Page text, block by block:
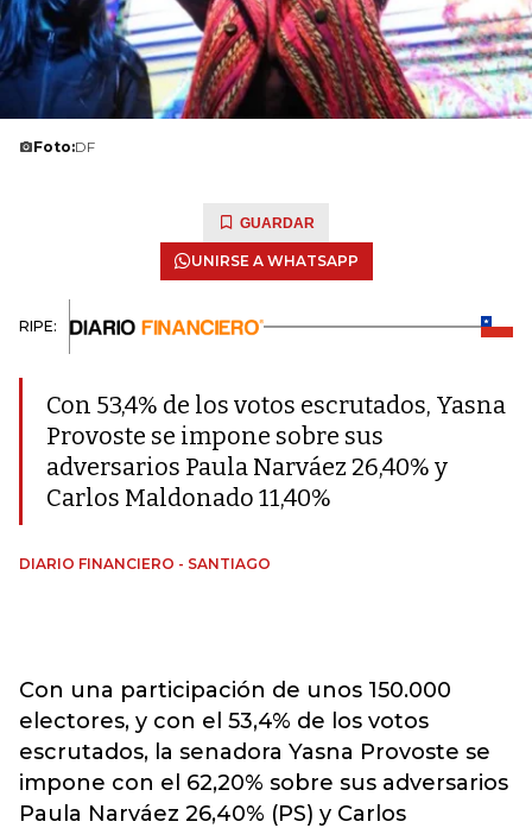
Foto:DF
GUARDAR
UNIRSE A WHATSAPP
RIPE:
Con 53,4% de los votos escrutados, Yasna
Provoste se impone sobre sus
adversarios Paula Narváez 26,40% y
Carlos Maldonado 11,40%
DIARIO FINANCIERO - SANTIAGO
Con una participación de unos 150.000
electores, y con el 53,4% de los votos
escrutados, la senadora Yasna Provoste se
impone con el 62,20% sobre sus adversarios
Paula Narváez 26,40% (PS) y Carlos